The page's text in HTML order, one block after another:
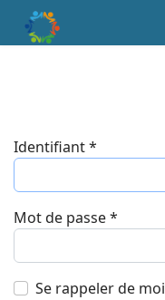
Identifiant*
Mot de passe*
Se rappeler de moi